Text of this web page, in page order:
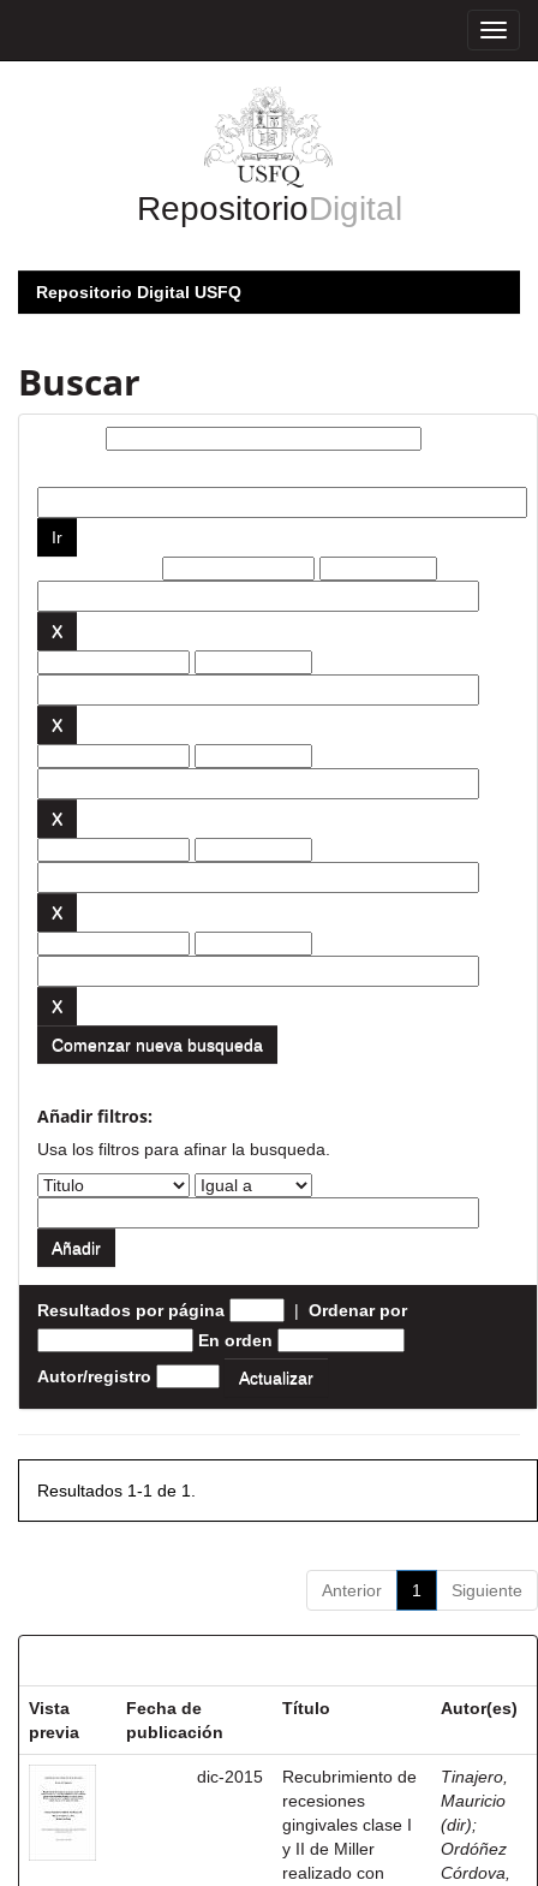
RepositorioDigital
Repositorio Digital USFQ
Buscar
Comenzar nueva busqueda
Añadir filtros:
Usa los filtros para afinar la busqueda.
Resultados por página | Ordenar por
En orden
Autor/registro
Resultados 1-1 de 1.
Anterior 1 Siguiente
Vista
previa
Fecha de
publicación
Título Autor(es)
dic-2015
Recubrimiento de
recesiones
gingivales clase I
y II de Miller
realizado con
Tinajero,
Mauricio
(dir);
Ordóñez
Córdova,